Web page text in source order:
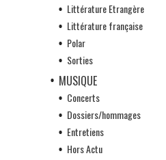
Littérature Etrangère
Littérature française
Polar
Sorties
MUSIQUE
Concerts
Dossiers/hommages
Entretiens
Hors Actu